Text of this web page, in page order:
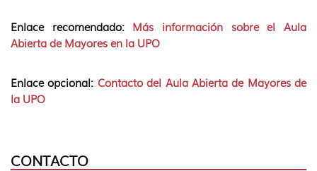
Enlace recomendado: Más información sobre el Aula
Abierta de Mayores en la UPO
Enlace opcional: Contacto del Aula Abierta de Mayores de
la UPO
CONTACTO